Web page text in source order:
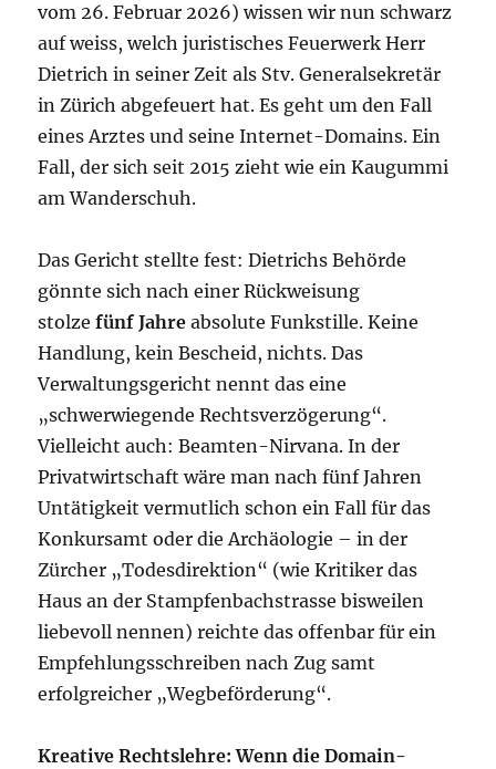
vom 26. Februar 2026) wissen wir nun schwarz
auf weiss, welch juristisches Feuerwerk Herr
Dietrich in seiner Zeit als Stv. Generalsekretär
in Zürich abgefeuert hat. Es geht um den Fall
eines Arztes und seine Internet-Domains. Ein
Fall, der sich seit 2015 zieht wie ein Kaugummi
am Wanderschuh.
Das Gericht stellte fest: Dietrichs Behörde
gönnte sich nach einer Rückweisung
stolzefünf Jahre absolute Funkstille. Keine
Handlung, kein Bescheid, nichts. Das
Verwaltungsgericht nennt das eine
„schwerwiegende Rechtsverzögerung“.
Vielleicht auch: Beamten-Nirvana. In der
Privatwirtschaft wäre man nach fünf Jahren
Untätigkeit vermutlich schon ein Fall für das
Konkursamt oder die Archäologie – in der
Zürcher „Todesdirektion“ (wie Kritiker das
Haus an der Stampfenbachstrasse bisweilen
liebevoll nennen) reichte das offenbar für ein
Empfehlungsschreiben nach Zug samt
erfolgreicher „Wegbeförderung“.
Kreative Rechtslehre: Wenn die Domain-